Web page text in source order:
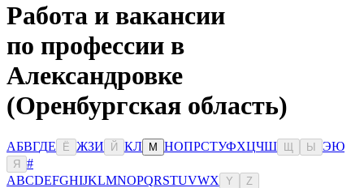
Работа и вакансии
по профессии в
Александровке
(Оренбургская область)
АБВГДЕ Ё ЖЗИ Й КЛ М НОПРСТУФХЦЧШ Ы ЭЮ
Я
#
ABCDEFGHIJKLMNOPQRSTUVWX Y Z